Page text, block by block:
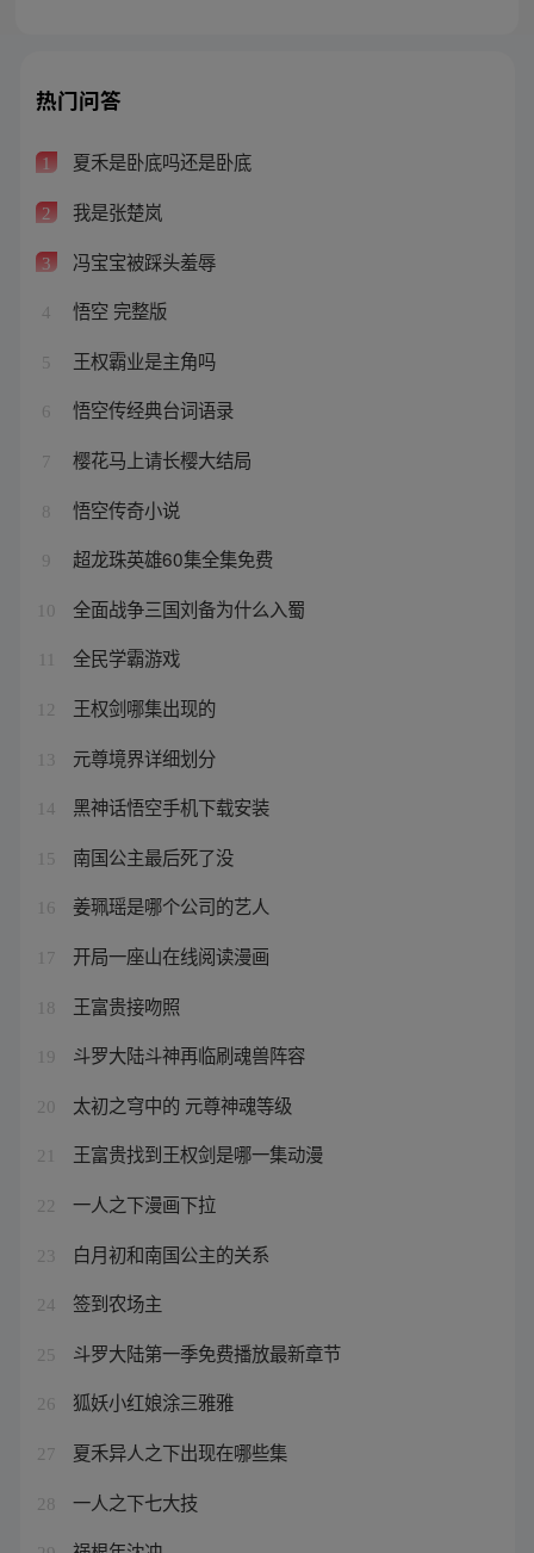
热门问答
1 夏禾是卧底吗还是卧底
2 我是张楚岚
3 冯宝宝被踩头羞辱
4 悟空 完整版
5 王权霸业是主角吗
6 悟空传经典台词语录
7 樱花马上请长樱大结局
8 悟空传奇小说
9 超龙珠英雄60集全集免费
10 全面战争三国刘备为什么入蜀
全民学霸游戏
12 王权剑哪集出现的
13 元尊境界详细划分
14 黑神话悟空手机下载安装
15 南国公主最后死了没
16 姜珮瑶是哪个公司的艺人
17 开局一座山在线阅读漫画
18 王富贵接吻照
19 斗罗大陆斗神再临刷魂兽阵容
20 太初之穹中的 元尊神魂等级
21 王富贵找到王权剑是哪一集动漫
22 一人之下漫画下拉
23 白月初和南国公主的关系
24 签到农场主
25 斗罗大陆第一季免费播放最新章节
26 狐妖小红娘涂三雅雅
27 夏禾异人之下出现在哪些集
28 一人之下七大技